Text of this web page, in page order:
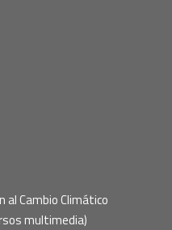
Cambio Climático
multimedia)